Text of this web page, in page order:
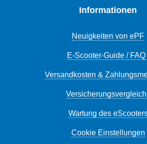
Informationen
Neuigkeiten von ePF
E-Scooter-Guide / FAQ
Versandkosten &
Versicherungsvergleich
Wartung des
Cookie Einstellungen